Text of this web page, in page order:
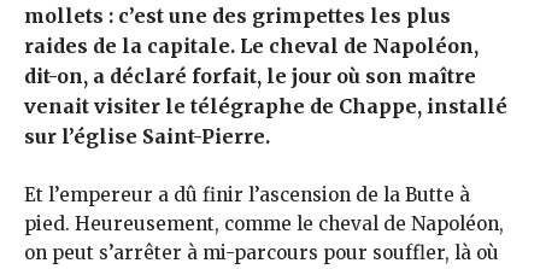
mollets : c’est une des grimpettes les plus
raides de la capitale. Le cheval de Napoléon,
dit-on, a déclaré forfait, le jour où son maître
venait visiter le télégraphe de Chappe, installé
sur l’église Saint-Pierre.
Et l’empereur a dû finir l’ascension de la Butte à
pied. Heureusement, comme le cheval de Napoléon,
on peut s’arrêter à mi-parcours pour souffler, là où